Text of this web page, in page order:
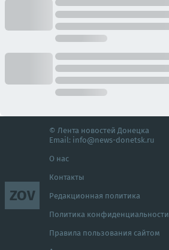
ZOV
© Лента новостей Донецка
Email: info@news-donetsk.ru
О нас
Контакты
Редакционная политика
Политика конфиденциальности
Правила пользования сайтом